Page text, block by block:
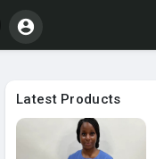
Latest Products